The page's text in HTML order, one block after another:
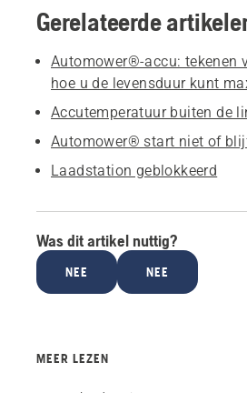
Gerelateerde
Automower®-accu: tekenen
hoe u de levensduur kunt
Accutemperatuur buiten de
Automower® start niet of
Laadstation geblokkeerd
Was dit artikel nuttig?
NEE NEE
MEER LEZEN